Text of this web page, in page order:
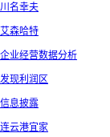
川名幸夫
艾森哈特
企业经营数据分析
发现利润区
信息披露
连云港宜家